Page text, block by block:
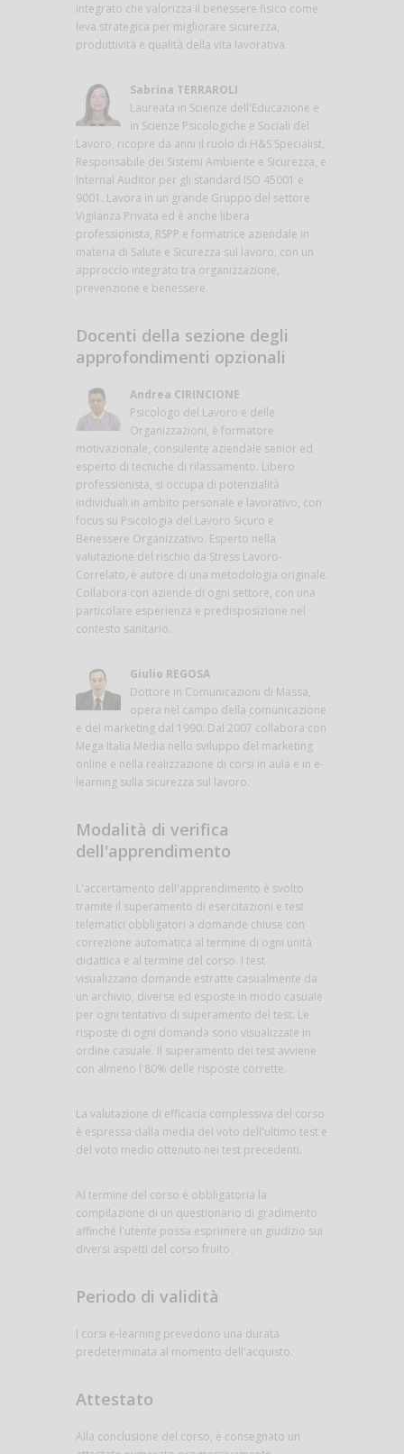
integrato che valorizza il benessere fisico come
leva strategica per migliorare sicurezza,
produttività e qualità della vita lavorativa.
Sabrina TERRAROLI
Laureata in Scienze dell'Educazione e
in Scienze Psicologiche e Sociali del
Lavoro, ricopre da anni il ruolo di H&S Specialist,
Responsabile dei Sistemi Ambiente e Sicurezza, e
Internal Auditor per gli standard ISO 45001 e
9001. Lavora in un grande Gruppo del settore
Vigilanza Privata ed è anche libera
professionista, RSPP e formatrice aziendale in
materia di Salute e Sicurezza sul lavoro, con un
approccio integrato tra organizzazione,
prevenzione e benessere.
Docenti della sezione degli
approfondimenti opzionali
Andrea CIRINCIONE
Psicologo del Lavoro e delle
Organizzazioni, è formatore
motivazionale, consulente aziendale senior ed
esperto di tecniche di rilassamento. Libero
professionista, si occupa di potenzialità
individuali in ambito personale e lavorativo, con
focus su Psicologia del Lavoro Sicuro e
Benessere Organizzativo. Esperto nella
valutazione del rischio da Stress Lavoro-
Correlato, è autore di una metodologia originale.
Collabora con aziende di ogni settore, con una
particolare esperienza e predisposizione nel
contesto sanitario.
Giulio REGOSA
Dottore in Comunicazioni di Massa,
opera nel campo della comunicazione
e del marketing dal 1990. Dal 2007 collabora con
Mega Italia Media nello sviluppo del marketing
online e nella realizzazione di corsi in aula e in e-
learning sulla sicurezza sul lavoro.
Modalità di verifica
dell'apprendimento
L'accertamento dell'apprendimento è svolto
tramite il superamento di esercitazioni e test
telematici obbligatori a domande chiuse con
correzione automatica al termine di ogni unità
didattica e al termine del corso. I test
visualizzano domande estratte casualmente da
un archivio, diverse ed esposte in modo casuale
per ogni tentativo di superamento del test. Le
risposte di ogni domanda sono visualizzate in
ordine casuale. Il superamento dei test avviene
con almeno l'80% delle risposte corrette.
La valutazione di efficacia complessiva del corso
è espressa dalla media del voto dell'ultimo test e
del voto medio ottenuto nei test precedenti.
Al termine del corso è obbligatoria la
compilazione di un questionario di gradimento
affinché l'utente possa esprimere un giudizio sui
diversi aspetti del corso fruito.
Periodo di validità
I corsi e-learning prevedono una durata
predeterminata al momento dell'acquisto.
Attestato
Alla conclusione del corso, è consegnato un